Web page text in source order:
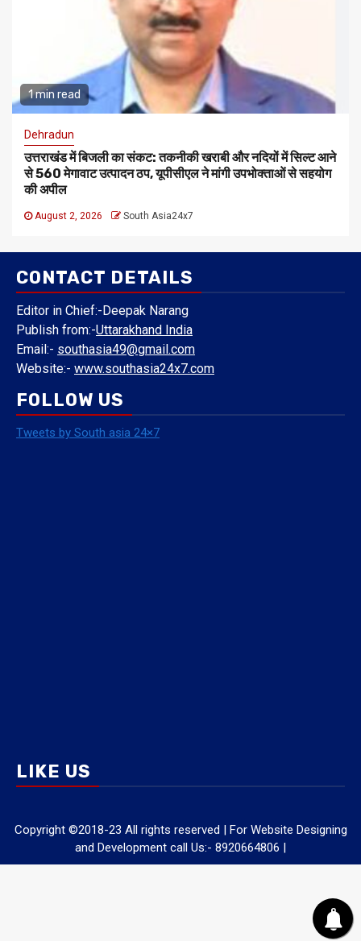
1 min read
Dehradun
उत्तराखंड में बिजली का संकट: तकनीकी खराबी और नदियों में सिल्ट आने
से 560 मेगावाट उत्पादन ठप, यूपीसीएल ने मांगी उपभोक्ताओं से सहयोग
की अपील
August 2, 2026 South Asia24x7
CONTACT DETAILS
Editor in Chief:-Deepak Narang
Publish from:-Uttarakhand India
Email:- southasia49@gmail.com
Website:- www.southasia24x7.com
FOLLOW US
Tweets by South asia 24×7
LIKE US
Copyright ©2018-23 All rights reserved | For Website Designing
and Development call Us:- 8920664806 |